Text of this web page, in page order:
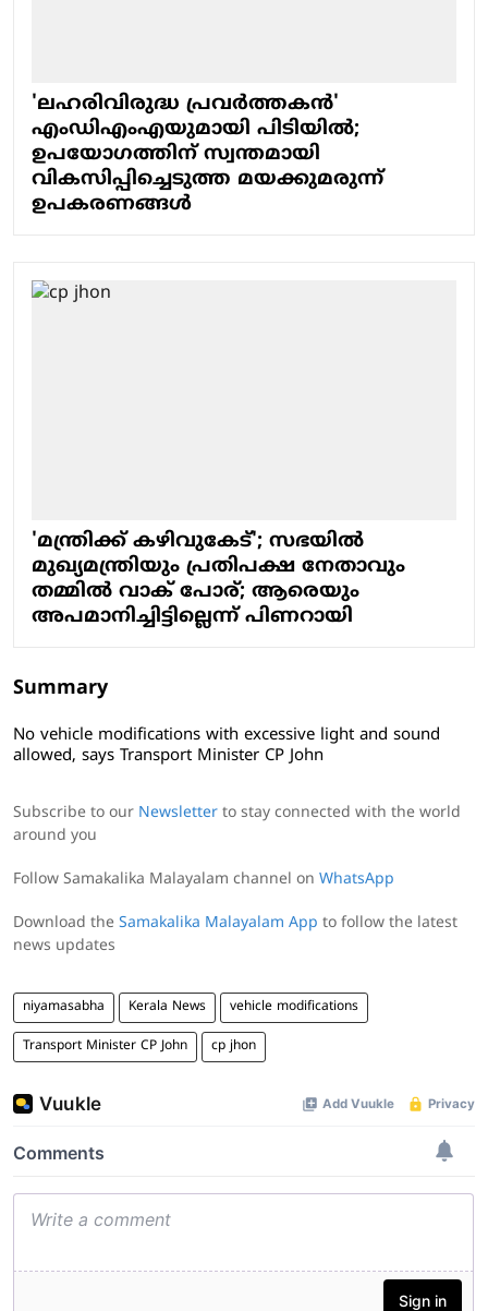
'ലഹരിവിരുദ്ധ പ്രവര്‍ത്തകന്‍'
എംഡിഎംഎയുമായി പിടിയില്‍;
ഉപയോഗത്തിന് സ്വന്തമായി
വികസിപ്പിച്ചെടുത്ത മയക്കുമരുന്ന്
ഉപകരണങ്ങള്‍
'മന്ത്രിക്ക് കഴിവുകേട്'; സഭയില്‍
മുഖ്യമന്ത്രിയും പ്രതിപക്ഷ നേതാവും
തമ്മില്‍ വാക് പോര്; ആരെയും
അപമാനിച്ചിട്ടില്ലെന്ന് പിണറായി
Summary
No vehicle modifications with excessive light and sound
allowed, says Transport Minister CP John
Subscribe to our Newsletter to stay connected with the world
around you
Follow Samakalika Malayalam channel on WhatsApp
Download the Samakalika Malayalam App to follow the latest
news updates
niyamasabha Kerala News vehicle modifications
Transport Minister CP John cp jhon